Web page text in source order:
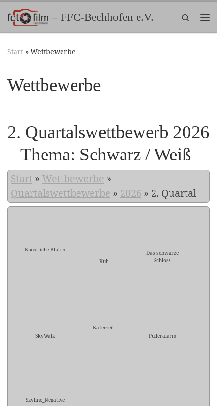
Zum Inhalt springen– FFC-Bechhofen e.V.
Search
Start » Wettbewerbe
Wettbewerbe
2. Quartalswettbewerb 2026
– Thema: Schwarz / Weiß
Start » Wettbewerbe »
Quartalswettbewerbe » 2026 » 2. Quartal
Künstliche Blüten
Kuh
Das schwarze
Schloss
SkyWalk
Käferzeit
Pulleralarm
Skyline_Negative